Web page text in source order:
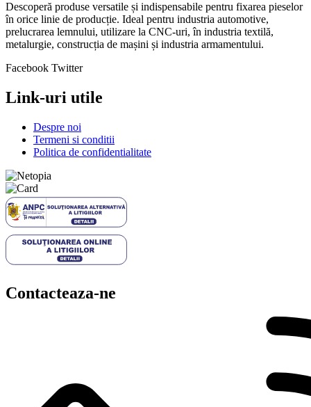
Descoperă produse versatile și indispensabile pentru fixarea pieselor
în orice linie de producție. Ideal pentru industria automotive,
prelucrarea lemnului, utilizare la CNC-uri, în industria textilă,
metalurgie, construcția de mașini și industria armamentului.
Facebook Twitter
Link-uri utile
Despre noi
Termeni si conditii
Politica de confidentialitate
Contacteaza-ne